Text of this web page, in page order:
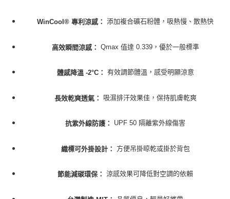
WinCool® 專利涼感： 添加複合礦石粉體，吸熱慢、散熱快
高效瞬間涼感： Qmax 值達 0.339，優於一般標準
體感降溫 -2°C： 有效調節體溫，感受明顯涼意
長效乾爽透氣： 吸濕排汗效果佳，保持肌膚乾爽
抗紫外線防護： UPF 50 隔離紫外線傷害
織標可外掛設計： 方便吊掛晾乾或掛於背包
節能減碳環保： 涼感效果可降低對空調的依賴